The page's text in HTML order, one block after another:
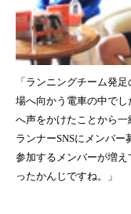
「ランニングチーム発
場へ向かう電車の中で
へ声をかけたことから
ランナーSNSにメンバ
参加するメンバーが増
ったかんじですね。」